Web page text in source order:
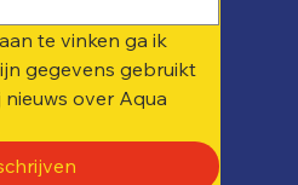
te vinken ga ik
gegevens gebruikt
over Aqua